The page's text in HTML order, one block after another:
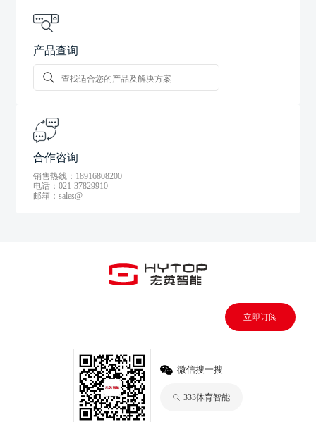
产品查询
合作咨询
销售热线：18916808200
电话：021-37829910
邮箱：sales@
立即订阅
微信搜一搜
333体育智能